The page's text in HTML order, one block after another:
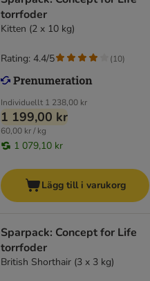
torrfoder
Kitten (2 x 10 kg)
Individuellt 1 238,00 kr
1 199,00 kr
60,00 kr / kg
1 079,10 kr
Rating: 4.4/5 (10)
Lägg till i varukorg
Sparpack: Concept for Life
torrfoder
British Shorthair (3 x 3 kg)